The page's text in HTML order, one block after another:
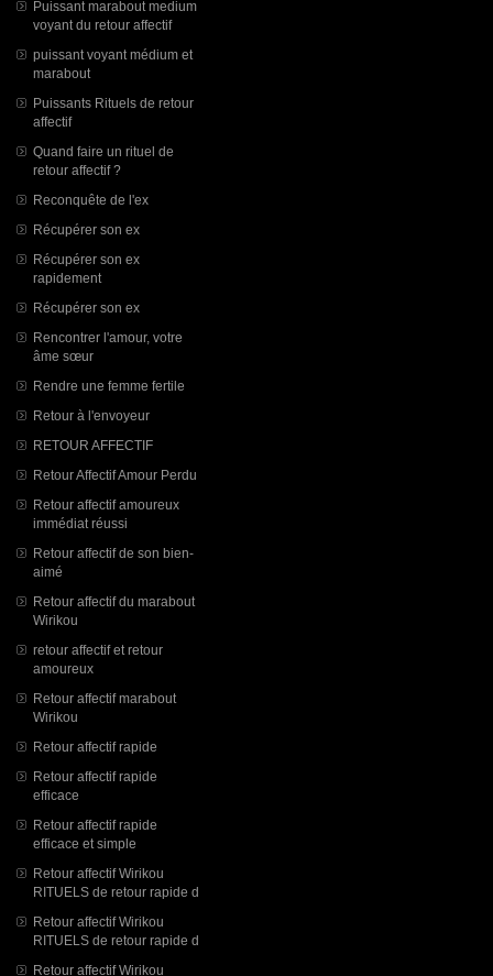
Puissant marabout medium
voyant du retour affectif
puissant voyant médium et
marabout
Puissants Rituels de retour
affectif
Quand faire un rituel de
retour affectif ?
Reconquête de l'ex
Récupérer son ex
Récupérer son ex
rapidement
Récupérer son ex
Rencontrer l'amour, votre
âme sœur
Rendre une femme fertile
Retour à l'envoyeur
RETOUR AFFECTIF
Retour Affectif Amour Perdu
Retour affectif amoureux
immédiat réussi
Retour affectif de son bien-
aimé
Retour affectif du marabout
Wirikou
retour affectif et retour
amoureux
Retour affectif marabout
Wirikou
Retour affectif rapide
Retour affectif rapide
efficace
Retour affectif rapide
efficace et simple
Retour affectif Wirikou
RITUELS de retour rapide d
Retour affectif Wirikou
RITUELS de retour rapide d
Retour affectif Wirikou